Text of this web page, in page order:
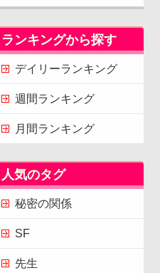
ランキングから探す
デイリーランキング
週間ランキング
月間ランキング
人気のタグ
秘密の関係
SF
先生